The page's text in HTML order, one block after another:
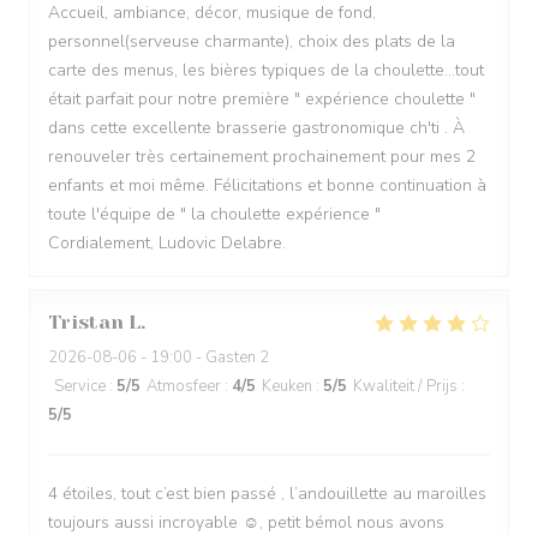
Accueil, ambiance, décor, musique de fond,
personnel(serveuse charmante), choix des plats de la
carte des menus, les bières typiques de la choulette...tout
était parfait pour notre première " expérience choulette "
dans cette excellente brasserie gastronomique ch'ti . À
renouveler très certainement prochainement pour mes 2
enfants et moi même. Félicitations et bonne continuation à
toute l'équipe de " la choulette expérience "
Cordialement, Ludovic Delabre.
Tristan L
2026-08-06 - 19:00 - Gasten 2
Service : 5/5 Atmosfeer : 4/5 Keuken : 5/5 Kwaliteit / Prijs :
5/5
4 étoiles, tout c’est bien passé , l’andouillette au maroilles
toujours aussi incroyable ☺️, petit bémol nous avons